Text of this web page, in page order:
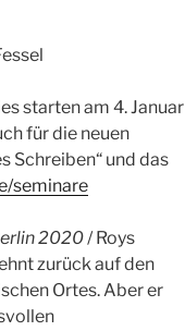
starten am 4. Januar
für die neuen
Schreiben“ und das
seminare
2020/ Roys
zurück auf den
Ortes. Aber er